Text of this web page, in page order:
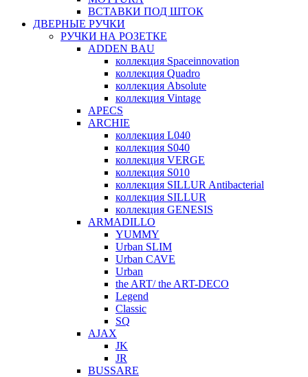
ВСТАВКИ ПОД ШТОК
ДВЕРНЫЕ РУЧКИ
РУЧКИ НА РОЗЕТКЕ
ADDEN BAU
коллекция Spaceinnovation
коллекция Quadro
коллекция Absolute
коллекция Vintage
APECS
ARCHIE
коллекция L040
коллекция S040
коллекция VERGE
коллекция S010
коллекция SILLUR Antibacterial
коллекция SILLUR
коллекция GENESIS
ARMADILLO
YUMMY
Urban SLIM
Urban CAVE
Urban
the ART/ the ART-DECO
Legend
Classic
SQ
AJAX
JK
JR
BUSSARE